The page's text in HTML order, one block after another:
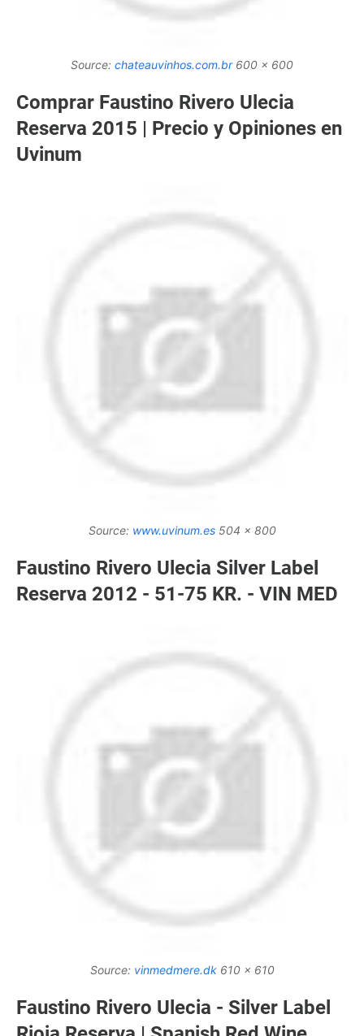
Source: chateauvinhos.com.br600 x 600
Comprar Faustino Rivero Ulecia
Reserva 2015 | Precio y Opiniones en
Uvinum
Source: www.uvinum.es504 x 800
Faustino Rivero Ulecia Silver Label
Reserva 2012 - 51-75 KR. - VIN MED
Source: vinmedmere.dk610 x 610
Faustino Rivero Ulecia - Silver Label